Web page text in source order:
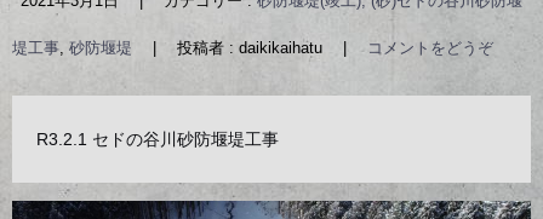
堤工事, 砂防堰堤 投稿者 : daikikaihatu コメントをどうぞ
R3.2.1 セドの谷川砂防堰堤工事